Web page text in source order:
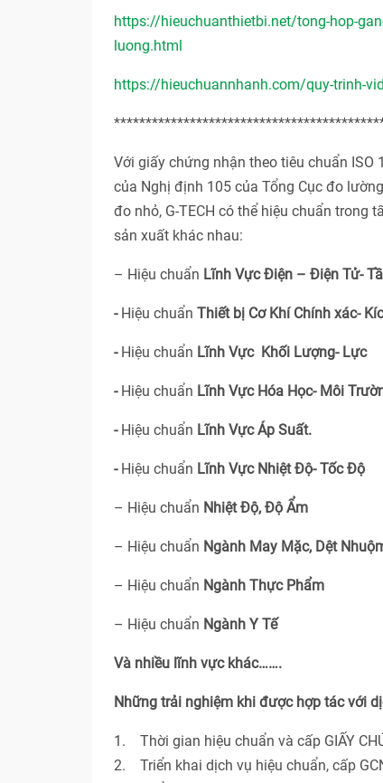
https://hieuchuanthietbi.net/tong-hop-
luong.html
https://hieuchuannhanh.com/quy-trinh-
Với giấy chứng nhận theo tiêu chuẩn ISO
của Nghị định 105 của Tổng Cục đo
đo nhỏ, G-TECH có thể hiệu chuẩn
sản xuất khác nhau:
– Hiệu chuẩn Lĩnh Vực Điện – Điện Tử-
- Hiệu chuẩn Thiết bị Cơ Khí Chính xác-
- Hiệu chuẩn Lĩnh Vực Khối Lượng- Lực
- Hiệu chuẩn Lĩnh Vực Hóa Học- Môi
- Hiệu chuẩn Lĩnh Vực Áp Suất.
-Hiệu chuẩn Lĩnh Vực Nhiệt Độ- Tốc Độ
– Hiệu chuẩn Nhiệt Độ, Độ Ẩm
– Hiệu chuẩn Ngành May Mặc, Dệt
– Hiệu chuẩn Ngành Thực Phẩm
– Hiệu chuẩn Ngành Y Tế
Và nhiều lĩnh vực khác…….
Những trải nghiệm khi được hợp tác với
1. Thời gian hiệu chuẩn và cấp GIẤY
2. Triển khai dịch vụ hiệu chuẩn, cấp